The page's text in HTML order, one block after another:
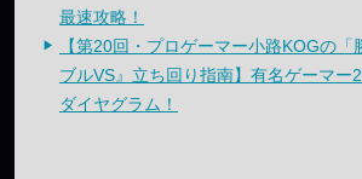
最速攻略！
【第20回・プロゲーマー小路KOGの「
ブルVS』立ち回り指南】有名ゲーマー
ダイヤグラム！